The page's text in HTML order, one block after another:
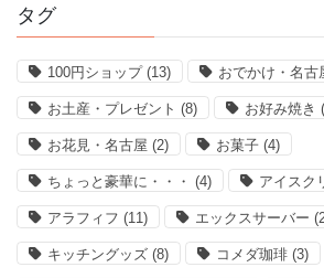
タグ
100円ショップ(13) おでかけ・名古
お土産・プレゼント (8) お好み焼き
お花見・名古屋 (2) お菓子 (4)
ちょっと豪華に・・・ (4) アイスク
アラフィフ (11) エックスサーバー
キッチングッズ (8) コメダ珈琲 (3)